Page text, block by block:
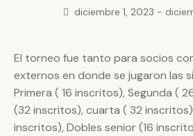
diciembre 1, 2023 -
El torneo fue tanto para socios
externos en donde se jugaron las
Primera ( 16 inscritos), Segunda (
(32 inscritos), cuarta ( 32
inscritos), Dobles senior (16